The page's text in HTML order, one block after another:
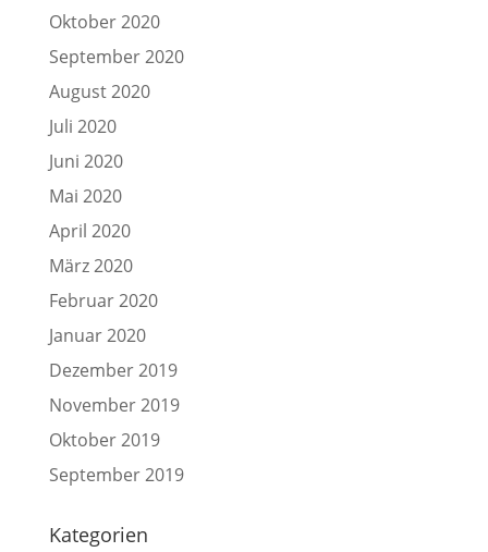
Oktober 2020
September 2020
August 2020
Juli 2020
Juni 2020
Mai 2020
April 2020
März 2020
Februar 2020
Januar 2020
Dezember 2019
November 2019
Oktober 2019
September 2019
Kategorien